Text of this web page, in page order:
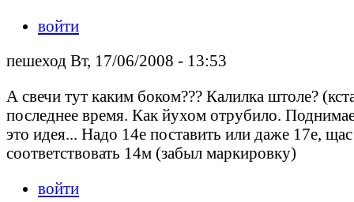
войти
пешеход Вт, 17/06/2008 - 13:53
А свечи тут каким боком??? Калилка штоле?
последнее время. Как йухом отрубило.
это идея... Надо 14е поставить или даже 17е,
соответствовать 14м (забыл маркировку)
войти